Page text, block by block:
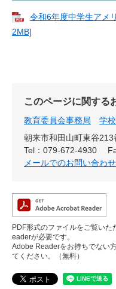
令和6年度中学生アメ
2MB]
このページに関する
教育委員会事務局 学
朝来市和田山町東谷213
Tel：079-672-4930
メールでのお問い合わ
PDF形式のファイルをご覧い
eaderが必要です。
Adobe Readerをお持ちでない
てください。（無料）